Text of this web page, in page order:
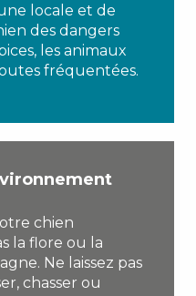
locale et de
des dangers
les animaux
fréquentées.
chien
la flore ou la
Ne laissez pas
chasser ou